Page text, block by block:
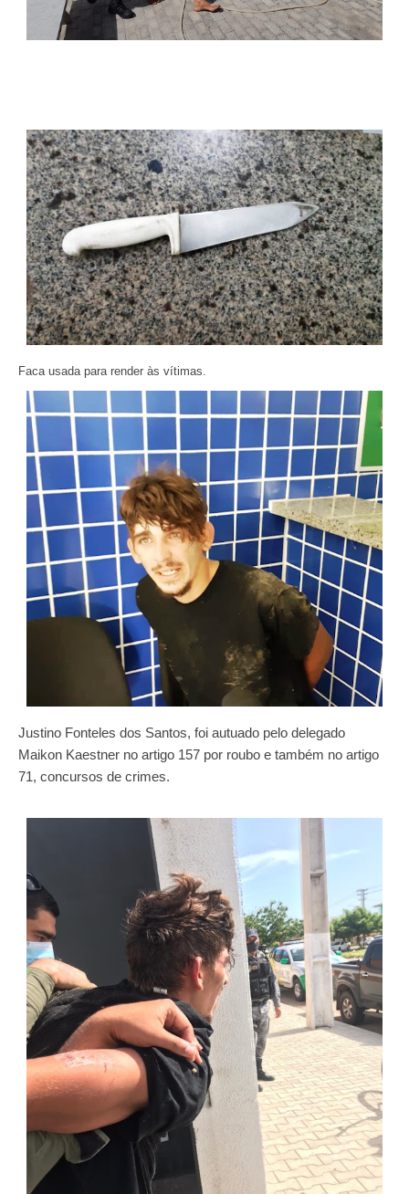
Faca usada para render às vítimas.
Justino Fonteles dos Santos, foi autuado pelo delegado
Maikon Kaestner no artigo 157 por roubo e também no artigo
71, concursos de crimes.